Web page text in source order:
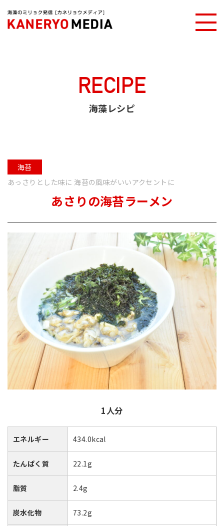
カネリョウメディアTOP 海藻レシピ あさりの海苔ラーメン
RECIPE
海藻レシピ
海苔
あっさりとした味に 海苔の風味がいいアクセントに
あさりの海苔ラーメン
1人分
エネルギー 434.0kcal
たんぱく質 22.1g
脂質 2.4g
炭水化物 73.2g